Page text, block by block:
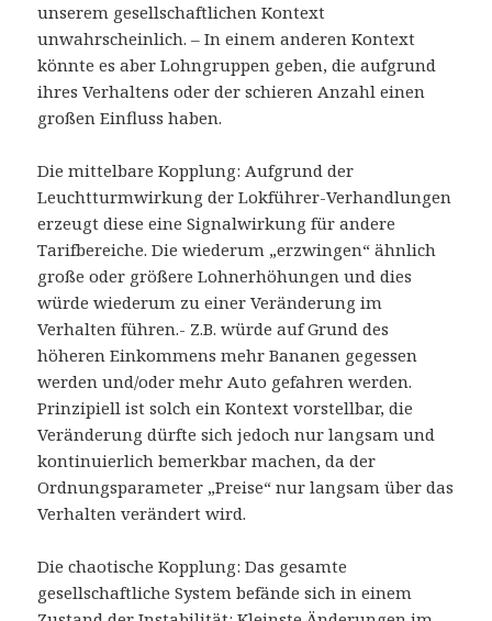
unserem gesellschaftlichen Kontext
unwahrscheinlich. – In einem anderen Kontext
könnte es aber Lohngruppen geben, die aufgrund
ihres Verhaltens oder der schieren Anzahl einen
großen Einfluss haben.
Die mittelbare Kopplung: Aufgrund der
Leuchtturmwirkung der Lokführer-Verhandlungen
erzeugt diese eine Signalwirkung für andere
Tarifbereiche. Die wiederum „erzwingen“ ähnlich
große oder größere Lohnerhöhungen und dies
würde wiederum zu einer Veränderung im
Verhalten führen.- Z.B. würde auf Grund des
höheren Einkommens mehr Bananen gegessen
werden und/oder mehr Auto gefahren werden.
Prinzipiell ist solch ein Kontext vorstellbar, die
Veränderung dürfte sich jedoch nur langsam und
kontinuierlich bemerkbar machen, da der
Ordnungsparameter „Preise“ nur langsam über das
Verhalten verändert wird.
Die chaotische Kopplung: Das gesamte
gesellschaftliche System befände sich in einem